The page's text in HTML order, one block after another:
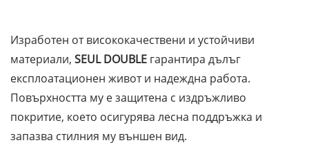
Изработен от висококачествени и устойчиви
материали, SEUL DOUBLE гарантира дълъг
експлоатационен живот и надеждна работа.
Повърхността му е защитена с издръжливо
покритие, което осигурява лесна поддръжка и
запазва стилния му външен вид.